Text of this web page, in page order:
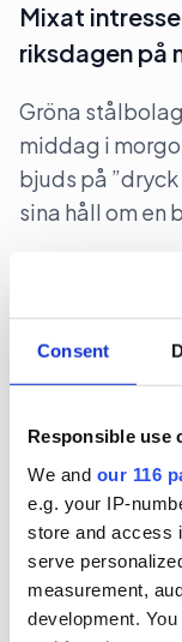
Consent
Responsible use
We and our 116
e.g. your IP-
store and access
serve
measurement,
development.
Mixat
riksdagen på
Gröna
middag i
bjuds på
sina håll om
2025-10-30, 10:44
The Swedish
The Swedish
byrå med S-
som det som
Affärer